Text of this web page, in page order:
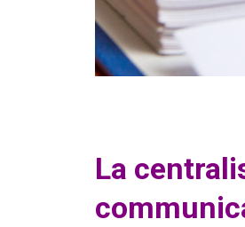
La